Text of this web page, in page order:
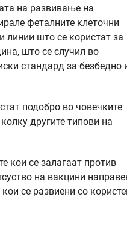
на развивање на
феталните клеточни
линии што се користат за
што се случил во
стандард за безбедно
подобро во човечките
другите типови на
кои се залагаат против
на вакцини
се развиени со